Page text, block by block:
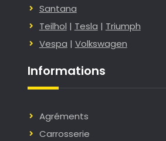
Santana
Teilhol | Tesla | Triumph
Vespa | Volkswagen
Informations
Agréments
Carrosserie